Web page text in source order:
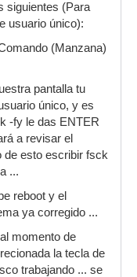
siguientes (Para
usuario único):
(Manzana)
pantalla tu
único, y es
-fy le das ENTER
a revisar el
de esto escribir fsck
...
reboot y el
ya corregido ...
momento de
la tecla de
trabajando ... se